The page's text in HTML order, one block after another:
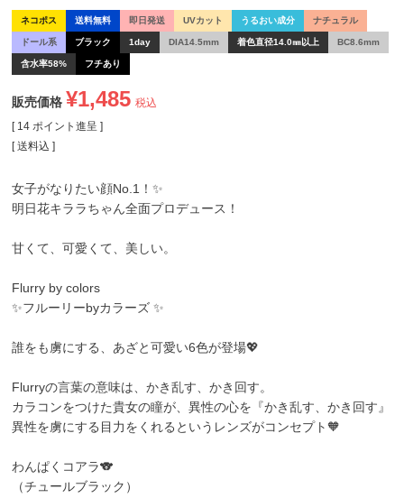
ネコポス 送料無料 即日発送 UVカット うるおい成分 ナチュラル
ドール系 ブラック 1day DIA14.5mm 着色直径14.0㎜以上 BC8.6mm
含水率58% フチあり
販売価格 ¥1,485 税込
[ 14 ポイント進呈 ]
送料込
女子がなりたい顔No.1！✨
明日花キララちゃん全面プロデュース！
甘くて、可愛くて、美しい。
Flurry by colors
✨フルーリーbyカラーズ ✨
誰をも虜にする、あざと可愛い6色が登場💖
Flurryの言葉の意味は、かき乱す、かき回す。
カラコンをつけた貴女の瞳が、異性の心を『かき乱す、かき回す』
異性を虜にする目力をくれるというレンズがコンセプト🧡
わんぱくコアラ🐨
（チュールブラック）